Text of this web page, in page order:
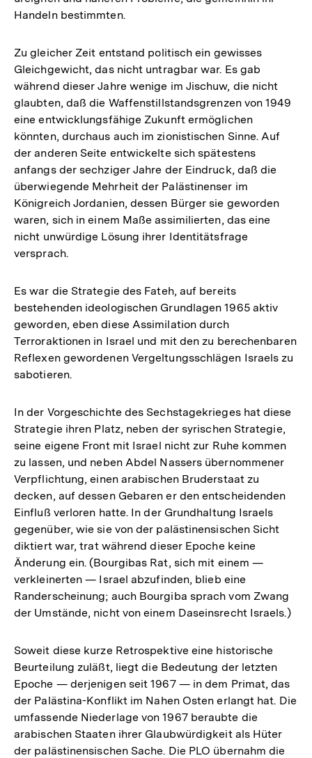
Handeln bestimmten.
Zu gleicher Zeit entstand politisch ein gewisses
Gleichgewicht, das nicht untragbar war. Es gab
während dieser Jahre wenige im Jischuw, die nicht
glaubten, daß die Waffenstillstandsgrenzen von 1949
eine entwicklungsfähige Zukunft ermöglichen
könnten, durchaus auch im zionistischen Sinne. Auf
der anderen Seite entwickelte sich spätestens
anfangs der sechziger Jahre der Eindruck, daß die
überwiegende Mehrheit der Palästinenser im
Königreich Jordanien, dessen Bürger sie geworden
waren, sich in einem Maße assimilierten, das eine
nicht unwürdige Lösung ihrer Identitätsfrage
versprach.
Es war die Strategie des Fateh, auf bereits
bestehenden ideologischen Grundlagen 1965 aktiv
geworden, eben diese Assimilation durch
Terroraktionen in Israel und mit den zu berechenbaren
Reflexen gewordenen Vergeltungsschlägen Israels zu
sabotieren.
In der Vorgeschichte des Sechstagekrieges hat diese
Strategie ihren Platz, neben der syrischen Strategie,
seine eigene Front mit Israel nicht zur Ruhe kommen
zu lassen, und neben Abdel Nassers übernommener
Verpflichtung, einen arabischen Bruderstaat zu
decken, auf dessen Gebaren er den entscheidenden
Einfluß verloren hatte. In der Grundhaltung Israels
gegenüber, wie sie von der palästinensischen Sicht
diktiert war, trat während dieser Epoche keine
Änderung ein. (Bourgibas Rat, sich mit einem —
verkleinerten — Israel abzufinden, blieb eine
Randerscheinung; auch Bourgiba sprach vom Zwang
der Umstände, nicht von einem Daseinsrecht Israels.)
Soweit diese kurze Retrospektive eine historische
Beurteilung zuläßt, liegt die Bedeutung der letzten
Epoche — derjenigen seit 1967 — in dem Primat, das
der Palästina-Konflikt im Nahen Osten erlangt hat. Die
umfassende Niederlage von 1967 beraubte die
arabischen Staaten ihrer Glaubwürdigkeit als Hüter
der palästinensischen Sache. Die PLO übernahm die